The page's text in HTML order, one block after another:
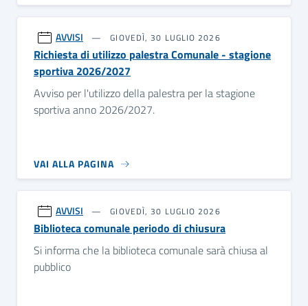
AVVISI GIOVEDÌ, 30 LUGLIO 2026
Richiesta di utilizzo palestra Comunale - stagione
sportiva 2026/2027
Avviso per l'utilizzo della palestra per la stagione
sportiva anno 2026/2027.
VAI ALLA PAGINA
AVVISI GIOVEDÌ, 30 LUGLIO 2026
Biblioteca comunale periodo di chiusura
Si informa che la biblioteca comunale sarà chiusa al
pubblico